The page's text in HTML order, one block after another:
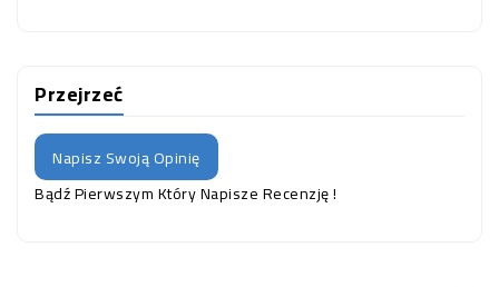
Przejrzeć
Napisz Swoją Opinię
Bądź Pierwszym Który Napisze Recenzję !